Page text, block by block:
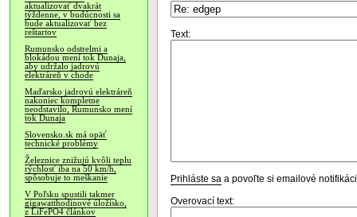
aktualizovať dvakrát
týždenne, v budúcnosti sa
bude aktualizovať bez
reštartov
Rumunsko odstrelmi a
blokádou mení tok Dunaja,
aby udržalo jadrovú
elektráreň v chode
Maďarsko jadrovú elektráreň
nakoniec kompletne
neodstavilo, Rumunsko mení
tok Dunaja
Slovensko.sk má opäť
technické problémy
Železnice znižujú kvôli teplu
rýchlosť iba na 50 km/h,
spôsobuje to meškanie
V Poľsku spustili takmer
gigawatthodinové úložisko,
z LiFePO4 článkov
Text:
Prihláste sa a povoľte si emailové
Overovací text: